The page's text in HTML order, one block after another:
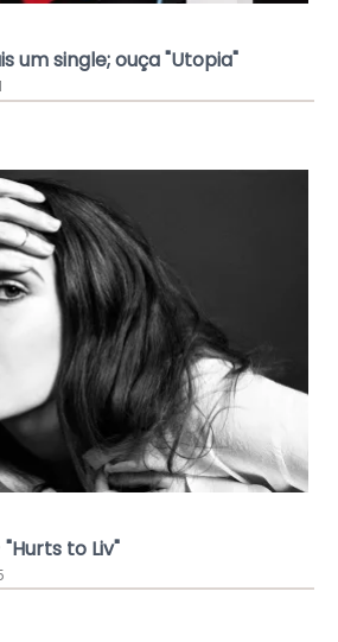
um single; ouça "Utopia"
to Liv"